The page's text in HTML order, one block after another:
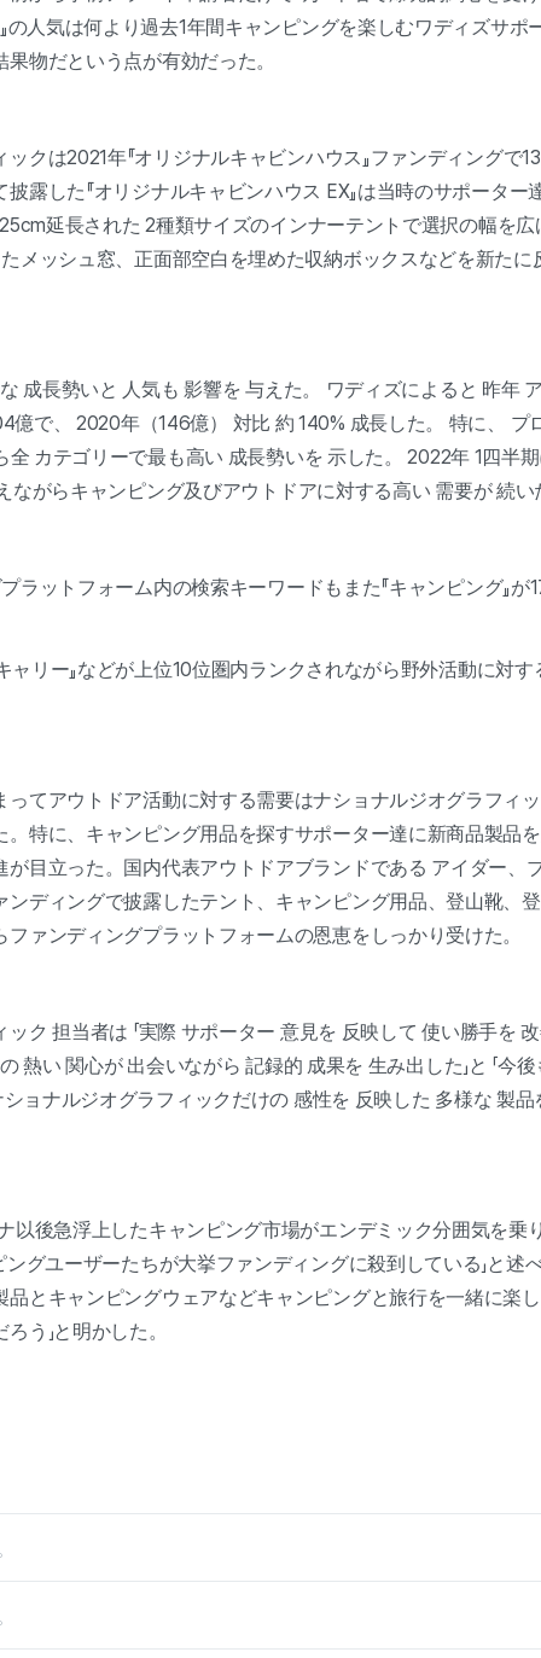
の人気は何より過去1年間キャンピングを楽しむワディズサポ
物だという点が有効だった。
クは2021年『オリジナルキャビンハウス』ファンディングで
露した『オリジナルキャビンハウス EX』は当時のサポータ
延長された 2種類サイズのインナーテントで選択の幅を
メッシュ窓、正面部空白を埋めた収納ボックスなどを新たに
成長勢いと 人気も 影響を 与えた。 ワディズによると 昨年
億で、 2020年（146億） 対比 約 140% 成長した。 特に、 プ
全 カテゴリーで最も高い 成長勢いを 示した。 2022年 1四半
ながらキャンピング及びアウトドアに対する高い 需要が 続い
ラットフォーム内の検索キーワードもまた『キャンピング』
『キャリー』などが上位10位圏内ランクされながら野外活動に対
ってアウトドア活動に対する需要はナショナルジオグラフィ
。特に、キャンピング用品を探すサポーター達に新商品製品
が目立った。国内代表アウトドアブランドである アイダー、
ンディングで披露したテント、キャンピング用品、登山靴、
ァンディングプラットフォームの恩恵をしっかり受けた。
ク 担当者は 「実際 サポーター 意見を 反映して 使い勝手を
熱い 関心が 出会いながら 記録的 成果を 生み出した」と 「今
ョナルジオグラフィックだけの 感性を 反映した 多様な 製品
以後急浮上したキャンピング市場がエンデミック分囲気を乗
ングユーザーたちが大挙ファンディングに殺到している」と述
品とキャンピングウェアなどキャンピングと旅行を一緒に楽
う」と明かした。